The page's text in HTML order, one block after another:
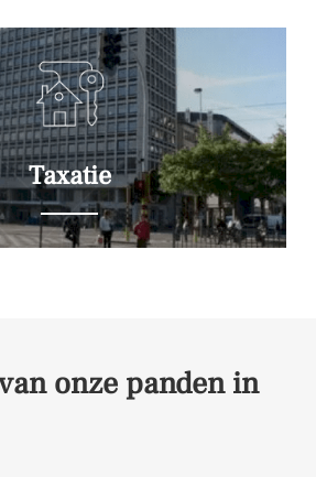
Taxatie
onze panden in